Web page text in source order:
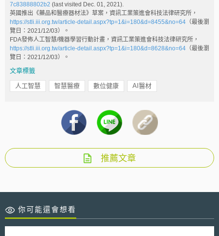
7c83888802b2 (last visited Dec. 01, 2021).
英國推出《藥品和醫療器材法》草案，資訊工業策進會科技法律研究所，
https://stli.iii.org.tw/article-detail.aspx?tp=1&i=180&d=8455&no=64 （最後瀏
覽日：2021/12/03）。
FDA發佈人工智慧/機器學習行動計畫，資訊工業策進會科技法律研究所，
https://stli.iii.org.tw/article-detail.aspx?tp=1&i=180&d=8628&no=64 （最後瀏
覽日：2021/12/03）。
文章標籤
人工智慧 智慧醫療 數位健康 AI醫材
推薦文章
你可能還會想看